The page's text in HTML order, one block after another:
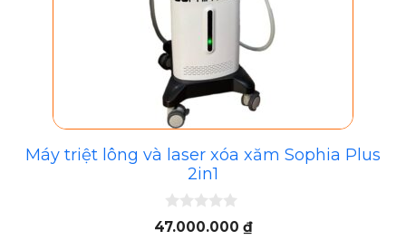
Máy triệt lông và laser xóa xăm Sophia Plus
2in1
0
n
47.000.000 ₫